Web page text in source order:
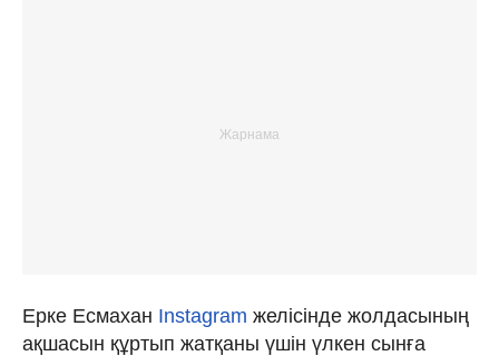
Ерке Есмахан Instagram желісінде жолдасының
ақшасын құртып жатқаны үшін үлкен сынға